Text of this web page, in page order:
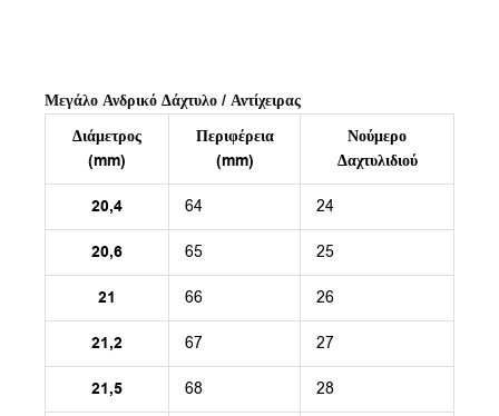
Μεγάλο Ανδρικό Δάχτυλο / Αντίχειρας
Διάμετρος
(mm)
Περιφέρεια
(mm)
Νούμερο
Δαχτυλιδιού
20,4 64 24
20,6 65 25
21 66 26
21,2 67 27
21,5 68 28